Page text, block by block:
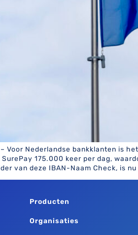
Voor Nederlandse bankklanten is
175.000 keer per dag,
van deze IBAN-Naam Check, is
Producten
Organisaties